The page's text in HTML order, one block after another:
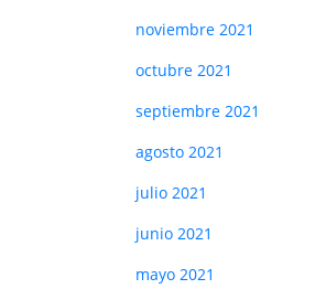
noviembre 2021
octubre 2021
septiembre 2021
agosto 2021
julio 2021
junio 2021
mayo 2021